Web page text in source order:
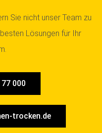
Sie nicht unser Team zu
Lösungen für Ihr
000
trocken.de